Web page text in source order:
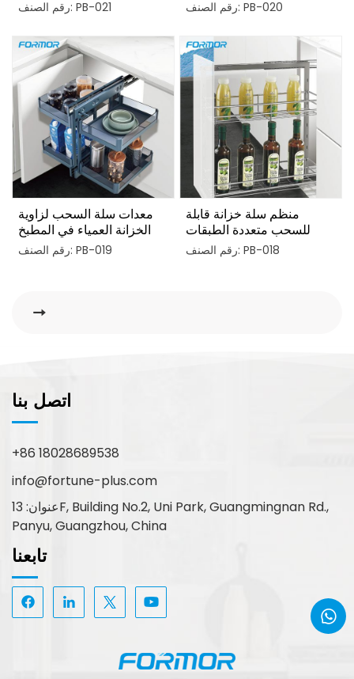
رقم الصنف: PB-021 رقم الصنف: PB-020
معدات سلة السحب لزاوية
الخزانة العمياء في المطبخ
رقم الصنف: PB-019
منظم سلة خزانة قابلة
للسحب متعددة الطبقات
وقابلة للتعديلرقم الصنف: PB-018
اتصل بنا
+86 18028689538
info@fortune-plus.com
عنوان: 13F, Building No.2, Uni Park, Guangmingnan Rd.,
Panyu, Guangzhou, China
تابعنا